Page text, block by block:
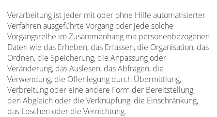
Verarbeitung ist jeder mit oder ohne Hilfe automatisierter
Verfahren ausgeführte Vorgang oder jede solche
Vorgangsreihe im Zusammenhang mit personenbezogenen
Daten wie das Erheben, das Erfassen, die Organisation, das
Ordnen, die Speicherung, die Anpassung oder
Veränderung, das Auslesen, das Abfragen, die
Verwendung, die Offenlegung durch Übermittlung,
Verbreitung oder eine andere Form der Bereitstellung,
den Abgleich oder die Verknüpfung, die Einschränkung,
das Löschen oder die Vernichtung.